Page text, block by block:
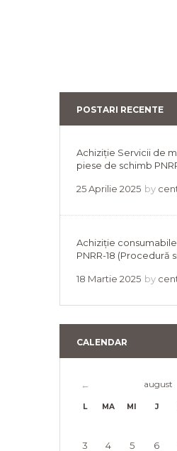
POSTARI RECENTE
Achiziție Servicii de
piese de schimb
25 Aprilie 2025 by
Achiziție
PNRR-18 (Procedură
18 Martie 2025 by
CALENDAR
august
L MA MI J
3
4 5 6